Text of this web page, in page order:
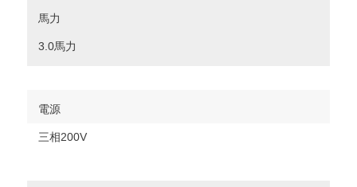
馬力
3.0馬力
電源
三相200V